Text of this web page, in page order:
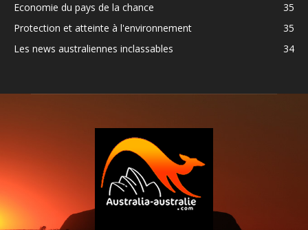
Economie du pays de la chance
35
Protection et atteinte à l'environnement
35
Les news australiennes inclassables
34